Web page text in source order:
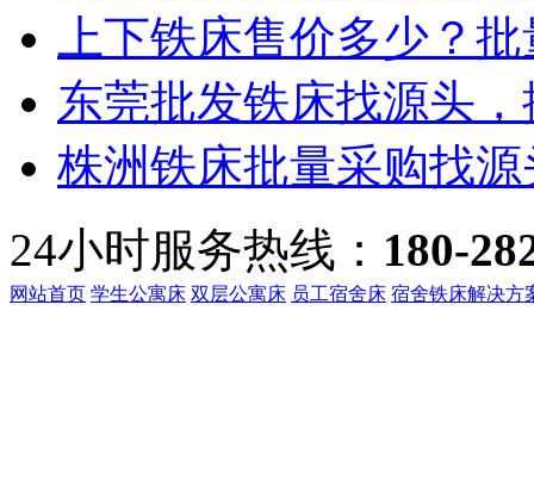
上下铁床售价多少？
东莞批发铁床找源头
株洲铁床批量采购找
24小时服务热线： 180-
网站首页 学生公寓床 双层公寓床 员工宿舍床 宿舍铁床解决方